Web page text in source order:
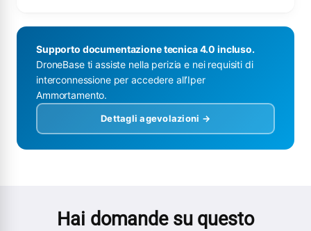
Supporto documentazione tecnica 4.0 incluso.
DroneBase ti assiste nella perizia e nei requisiti di
interconnessione per accedere all’Iper
Ammortamento.
Dettagli agevolazioni →
Hai domande su questo